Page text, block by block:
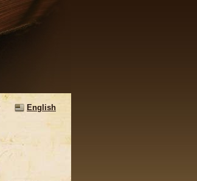
English